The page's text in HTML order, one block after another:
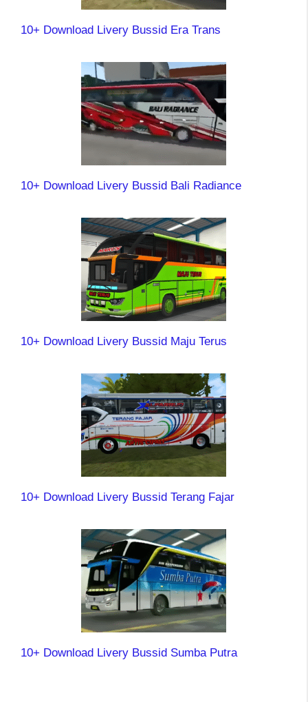
10+ Download Livery Bussid Era Trans
10+ Download Livery Bussid Bali Radiance
10+ Download Livery Bussid Maju Terus
10+ Download Livery Bussid Terang Fajar
10+ Download Livery Bussid Sumba Putra